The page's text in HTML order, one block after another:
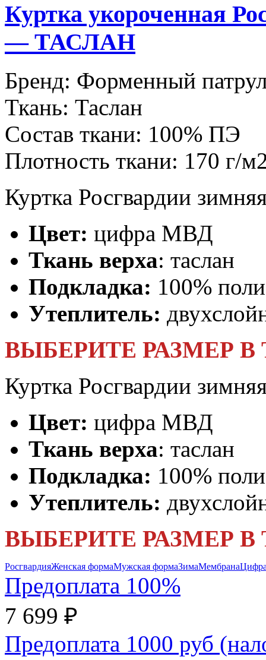
Куртка укороченная
— ТАСЛАН
Бренд: Форменный
Ткань: Таслан
Состав ткани: 100% ПЭ
Плотность ткани: 170 г/
Куртка Росгвардии
Цвет: цифра МВД
Ткань верха: таслан
Подкладка: 100%
Утеплитель:
ВЫБЕРИТЕ РАЗМЕР В
Куртка Росгвардии
Цвет: цифра МВД
Ткань верха: таслан
Подкладка: 100%
Утеплитель:
ВЫБЕРИТЕ РАЗМЕР В
РосгвардияЖенская формаМужская формаЗимаМембрана
Предоплата 100%
7 699 ₽
Предоплата 1000 руб